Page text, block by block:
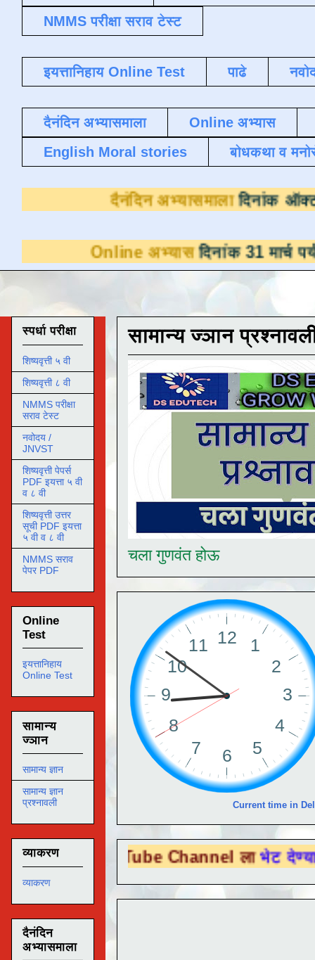
NMMS परीक्षा सराव टेस्ट
इयत्तानिहाय Online Test पाढे
दैनंदिन अभ्यासमाला
Online अभ्यास
English Moral stories
बोधकथा व
दैनंदिन
अभ्यासदिनांक 31 मार्च पर्यंत
सामान्य ज्ञान
चला गुणवंत होऊ
Current time in
Tube Channel लाभेट देण्यासाठी येथे
स्पर्धा परीक्षा
शिष्यवृत्ती ५ वी
शिष्यवृत्ती ८ वी
NMMS परीक्षा
सराव टेस्ट
नवोदय /
JNVST
शिष्यवृत्ती पेपर्स
PDF इयत्ता ५ वी
व ८ वी
शिष्यवृत्ती उत्तर
सूची PDF इयत्ता
५ वी व ८ वी
NMMS सराव
पेपर PDF
Online
Test
इयत्तानिहाय
Online Test
सामान्य
ज्ञान
सामान्य ज्ञान
सामान्य ज्ञान
प्रश्नावली
व्याकरण
व्याकरण
दैनंदिन
अभ्यासमाला